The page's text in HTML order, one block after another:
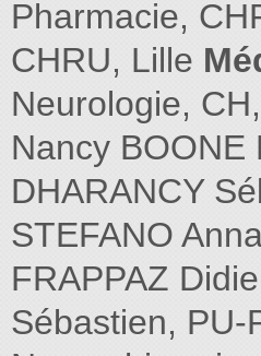
Pharmacie,
CHRU, Lille
Neurologie,
Nancy BOONE
DHARANCY
STEFANO
FRAPPAZ
Sébastien, PU-